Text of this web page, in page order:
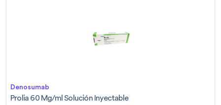
Denosumab
Prolia 60 Mg/ml Solución Inyectable